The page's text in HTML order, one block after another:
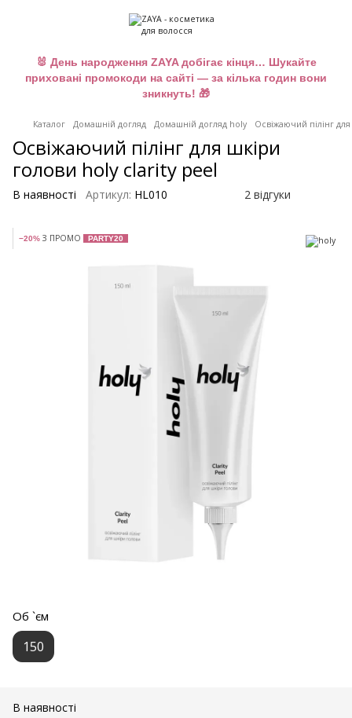
🐰 День народження ZAYA добігає кінця… Шукайте
приховані промокоди на сайті — за кілька годин вони
зникнуть! 🎁
Каталог Домашній догляд Домашній догляд holy Освіжаючий пілінг
Освіжаючий пілінг для шкіри
голови holy clarity peel
В наявності Артикул: HL010 2 відгуки
−20% З ПРОМО PARTY20
Об `єм
150
В наявності